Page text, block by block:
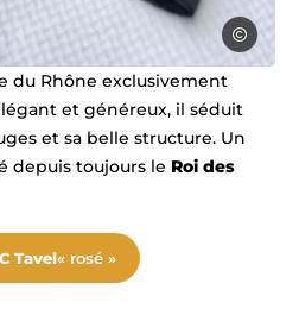
la Balade des jaugeurs de Lirac, ©
C.Poirier
du Rhône exclusivement
et généreux, il séduit
et sa belle structure. Un
depuis toujours le Roi des
Tavel« rosé »